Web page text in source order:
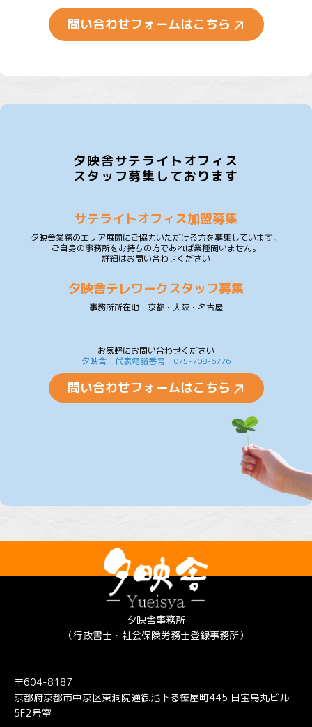
問い合わせフォームはこちら
夕映舎サテライトオフィス
スタッフ募集しております
サテライトオフィス加盟募集
夕映舎業務のエリア展開にご協力いただける方を募集しています。
ご自身の事務所をお持ちの方であれば業種問いません。
詳細はお問い合わせください
夕映舎テレワークスタッフ募集
事務所所在地 京都・大阪・名古屋
お気軽にお問い合わせください
夕映舎 代表電話番号：075-708-6776
問い合わせフォームはこちら
夕映舎事務所
（行政書士・社会保険労務士登録事務所）
〒604-8187
京都府京都市中京区東洞院通御池下る笹屋町445 日宝烏丸ビル
5F2号室